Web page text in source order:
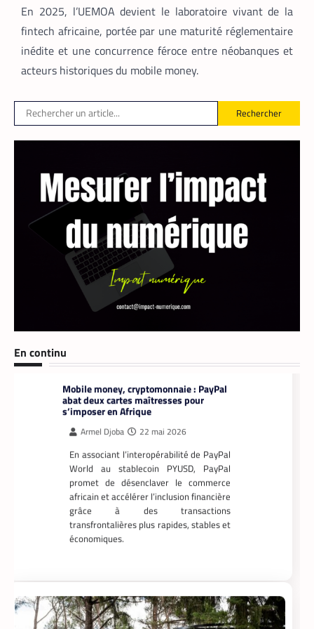
En 2025, l’UEMOA devient le laboratoire vivant de la
fintech africaine, portée par une maturité réglementaire
inédite et une concurrence féroce entre néobanques et
acteurs historiques du mobile money.
Rechercher
En continu
FINTECH , TECH AFRIQUE
Mobile money, cryptomonnaie : PayPal
abat deux cartes maîtresses pour
s’imposer en Afrique
Armel Djoba 22 mai 2026
World au stablecoin PYUSD, PayPal
africain et accélérer l’inclusion financière
transfrontalières plus rapides, stables et
économiques.